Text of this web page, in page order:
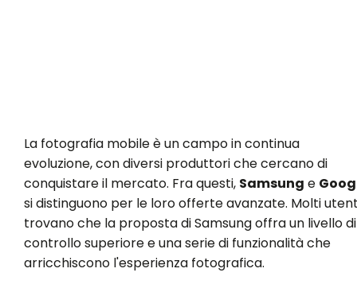
La fotografia mobile è un campo in continua
evoluzione, con diversi produttori che cercano di
conquistare il mercato. Fra questi, Samsung e
si distinguono per le loro offerte avanzate. Molti
trovano che la proposta di Samsung offra un livello di
controllo superiore e una serie di funzionalità che
arricchiscono l'esperienza fotografica.